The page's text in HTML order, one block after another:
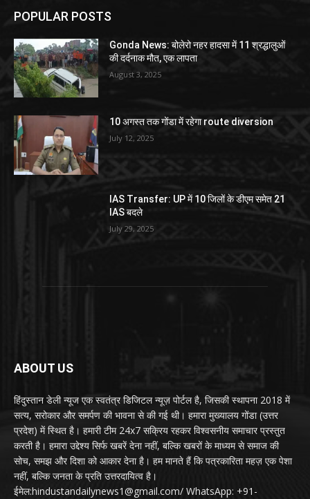
POPULAR POSTS
Gonda News: बोलेरो नहर हादसा में 11 श्रद्धालुओं
की दर्दनाक मौत, एक लापता
August 3, 2025
10 अगस्त तक गोंडा में रहेगा route diversion
July 12, 2025
IAS Transfer: UP में 10 जिलों के डीएम समेत 21
IAS बदले
July 29, 2025
ABOUT US
हिंदुस्तान डेली न्यूज एक स्वतंत्र डिजिटल न्यूज़ पोर्टल है, जिसकी स्थापना 2018 में
सत्य, सरोकार और समर्पण की भावना से की गई थी। हमारा मुख्यालय गोंडा (उत्तर
प्रदेश) में स्थित है। हमारी टीम 24x7 सक्रिय रहकर विश्वसनीय समाचार प्रस्तुत
करती है। हमारा उद्देश्य सिर्फ खबरें देना नहीं, बल्कि खबरों के माध्यम से समाज की
सोच, समझ और दिशा को आकार देना है। हम मानते हैं कि पत्रकारिता महज़ एक पेशा
नहीं, बल्कि जनता के प्रति उत्तरदायित्व है।
ईमेल:hindustandailynews1@gmail.com/ WhatsApp: +91-